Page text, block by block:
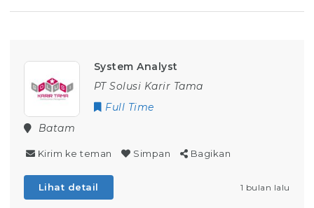
System Analyst
PT Solusi Karir Tama
Full Time
Batam
Kirim ke teman Simpan Bagikan
Lihat detail 1 bulan lalu